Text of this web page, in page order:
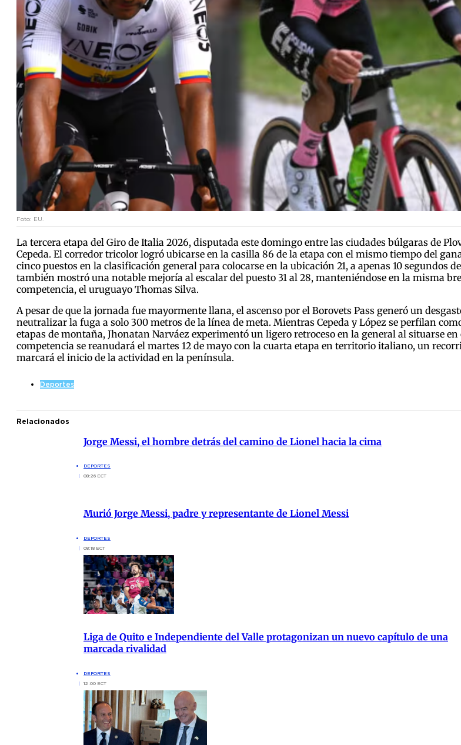
Foto: EU.
La tercera etapa del Giro de Italia 2026, disputada este domingo entre las ciudades búlgaras de
Cepeda. El corredor tricolor logró ubicarse en la casilla 86 de la etapa con el mismo tiempo del
cinco puestos en la clasificación general para colocarse en la ubicación 21, a apenas 10 segundos
también mostró una notable mejoría al escalar del puesto 31 al 28, manteniéndose en la misma
competencia, el uruguayo Thomas Silva.
A pesar de que la jornada fue mayormente llana, el ascenso por el Borovets Pass generó un
neutralizar la fuga a solo 300 metros de la línea de meta. Mientras Cepeda y López se perfilan
etapas de montaña, Jhonatan Narváez experimentó un ligero retroceso en la general al situarse
competencia se reanudará el martes 12 de mayo con la cuarta etapa en territorio italiano, un
marcará el inicio de la actividad en la península.
Deportes
Relacionados
Jorge Messi, el hombre detrás del camino de Lionel hacia la cima
DEPORTES
08:26 ECT
Murió Jorge Messi, padre y representante de Lionel Messi
DEPORTES
08:18 ECT
Liga de Quito e Independiente del Valle protagonizan un nuevo capítulo de una
marcada rivalidad
DEPORTES
12:00 ECT